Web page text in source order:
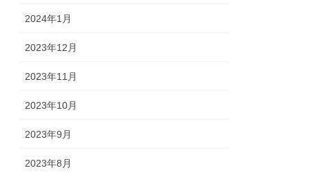
2024年1月
2023年12月
2023年11月
2023年10月
2023年9月
2023年8月